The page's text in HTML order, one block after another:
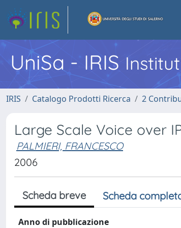
UniSa - IRIS
IRIS Catalogo Prodotti Ricerca 2
Large Scale Voice over
PALMIERI, FRANCESCO
2006
Scheda breve Scheda
Anno di pubblicazione